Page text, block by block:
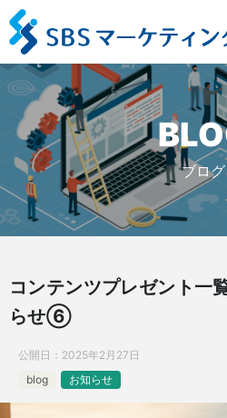
ブログ
コンテンツプレゼント一
らせ⑥
公開日： 2025年2月27日
blog
お知らせ